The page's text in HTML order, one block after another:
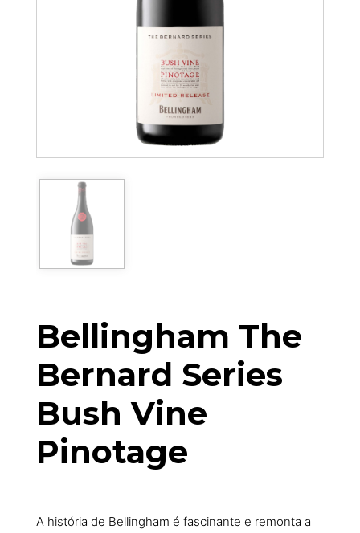
Bellingham The
Bernard Series
Bush Vine
Pinotage
A história de Bellingham é fascinante e remonta a